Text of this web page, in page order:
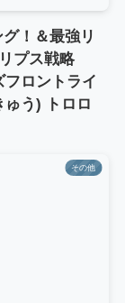
！＆最強リ
プス戦略
ロントライ
ゅう) トロロ
その他